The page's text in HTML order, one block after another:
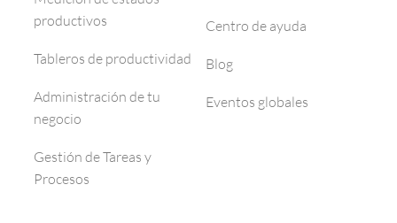
productivos
Tableros de productividad
Administración de tu
negocio
Gestión de Tareas y
Procesos
Centro de ayuda
Blog
Eventos globales